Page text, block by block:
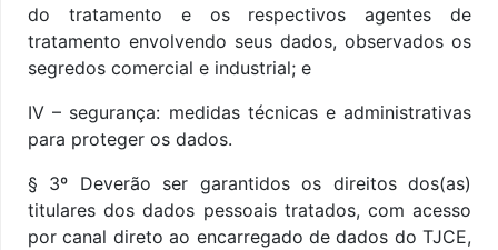
do tratamento e os respectivos agentes de
tratamento envolvendo seus dados, observados os
segredos comercial e industrial; e
IV – segurança: medidas técnicas e administrativas
para proteger os dados.
§ 3º Deverão ser garantidos os direitos dos(as)
titulares dos dados pessoais tratados, com acesso
por canal direto ao encarregado de dados do TJCE,